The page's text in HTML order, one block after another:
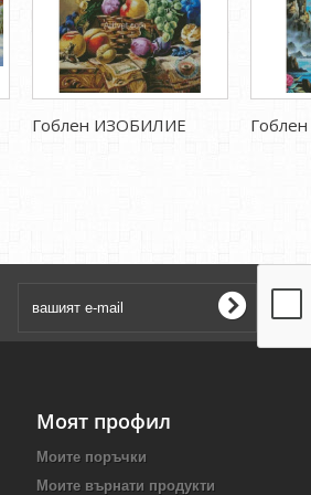
Гоблен ИЗОБИЛИЕ
Моят профил
Моите поръчки
Моите върнати продукти